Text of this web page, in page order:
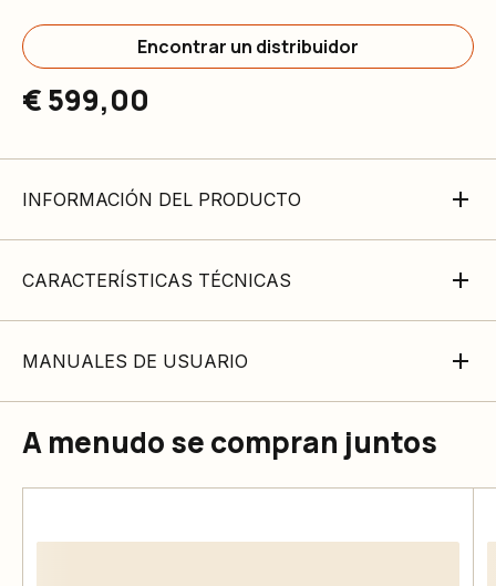
Encontrar un distribuidor
€ 599,00
INFORMACIÓN DEL PRODUCTO
CARACTERÍSTICAS TÉCNICAS
MANUALES DE USUARIO
A menudo se compran juntos